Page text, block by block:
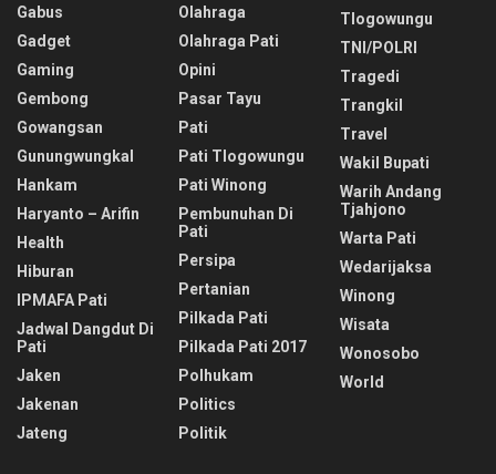
Gabus
Gadget
Gaming
Gembong
Gowangsan
Gunungwungkal
Hankam
Haryanto – Arifin
Health
Hiburan
IPMAFA Pati
Jadwal Dangdut Di
Pati
Jaken
Jakenan
Jateng
Olahraga
Olahraga Pati
Opini
Pasar Tayu
Pati
Pati Tlogowungu
Pati Winong
Pembunuhan Di
Pati
Persipa
Pertanian
Pilkada Pati
Pilkada Pati 2017
Polhukam
Politics
Politik
Tlogowungu
TNI/POLRI
Tragedi
Trangkil
Travel
Wakil Bupati
Warih Andang
Tjahjono
Warta Pati
Wedarijaksa
Winong
Wisata
Wonosobo
World